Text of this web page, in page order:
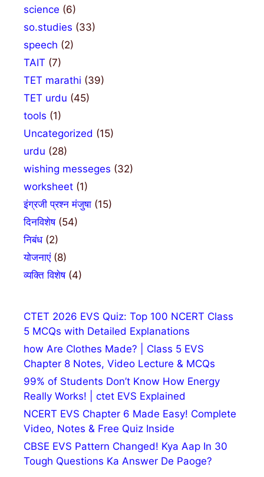
science (6)
so.studies (33)
speech (2)
TAIT (7)
TET marathi (39)
TET urdu (45)
tools (1)
Uncategorized (15)
urdu (28)
wishing messeges (32)
worksheet (1)
इंग्रजी प्रश्न मंजुषा (15)
दिनविशेष(54)
निबंध(2)
योजनाएं(8)
व्यक्ति विशेष(4)
CTET 2026 EVS Quiz: Top 100 NCERT Class
5 MCQs with Detailed Explanations
how Are Clothes Made? | Class 5 EVS
Chapter 8 Notes, Video Lecture & MCQs
99% of Students Don’t Know How Energy
Really Works! | ctet EVS Explained
NCERT EVS Chapter 6 Made Easy! Complete
Video, Notes & Free Quiz Inside
CBSE EVS Pattern Changed! Kya Aap In 30
Tough Questions Ka Answer De Paoge?